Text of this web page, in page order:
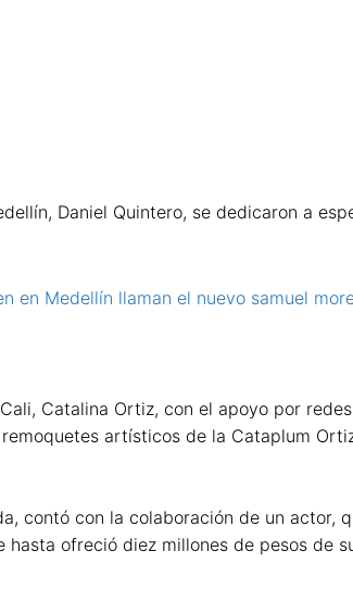
Daniel Quintero, se dedicaron a
en Medellín llaman el nuevo samuel
Catalina Ortiz, con el apoyo por
artísticos de la Cataplum
contó con la colaboración de un actor,
ofreció diez millones de pesos de